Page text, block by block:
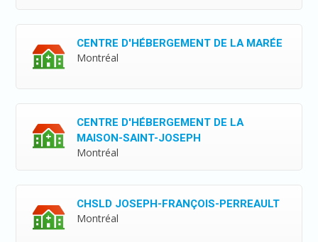
CENTRE D'HÉBERGEMENT DE LA MARÉE
Montréal
CENTRE D'HÉBERGEMENT DE LA
MAISON-SAINT-JOSEPH
Montréal
CHSLD JOSEPH-FRANÇOIS-PERREAULT
Montréal